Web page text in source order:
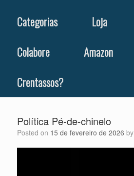
Categorias
Loja
Colabore
Amazon
Crentassos?
Política Pé-de-chinelo
Posted on 15 de fevereiro de 2026 by